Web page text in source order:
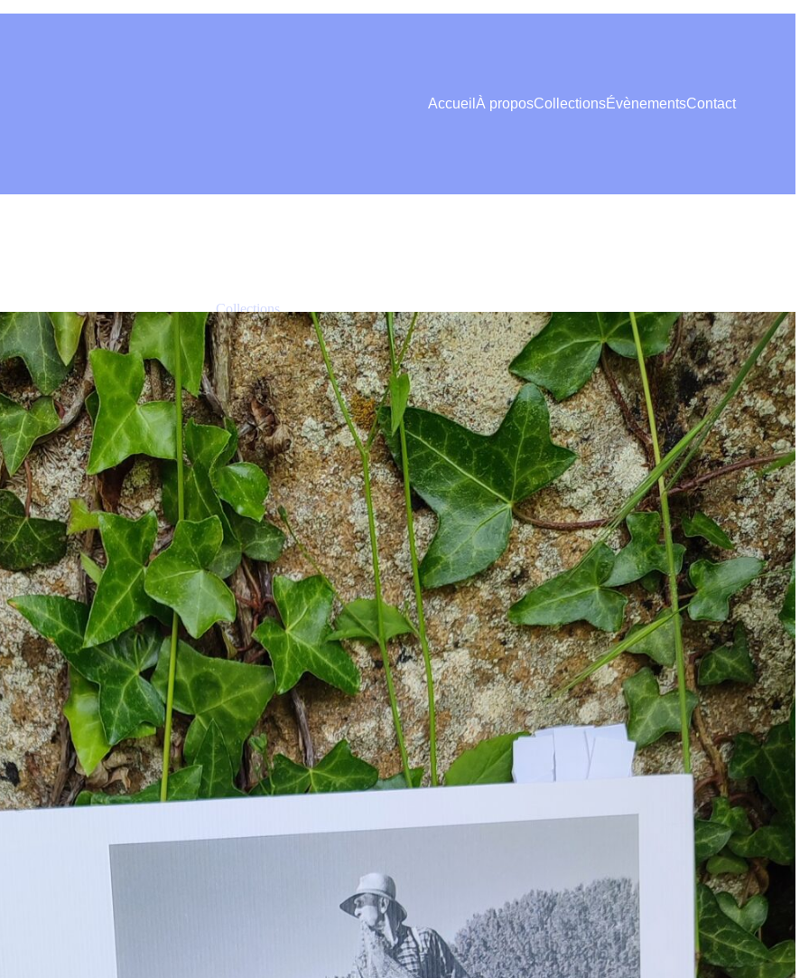
AccueilÀ proposCollectionsÉvènementsContact
Collections
SÉDIMENTS 8 – LA DORDOGNE DES GRANDS
PHOTOGRAPHES
Auteurs, Artistes, Contributeurs :
Romain Bondonneau
Maylis de Kerangal Enora Boutin
Date de parution - novembre 2018
29 x 21,5 cm
96 pages
22 €
RÉSUMÉ :
Prises pour la plupart dans les années cinquante et soixante, ces photos en noir et blanc de
Henri CARTIER-BRESSON ,Jean DIEUZAIDE,Edouard BOUBATetRaymond
DEPARDONsont celles d’un temps d’avant, d’un temps que je n’ai pas connu mais que je
reconnais dans l’instant: c’est celui de mon père. Aussi, ces paysannes vêtues de noir
dressées sous la halle du marché, l’anse du panier à la saignée du coude et l’ail perçant, ce
maréchal-ferrant en pleine opération, ce bouilleur de cru près de la rivière, ces feuillardiers
dans leur hutte, ces paysans qui fanent au soleil, ces bonnes saurs à cornette aperçues dans
une rue de Sarlat, ces attelages de bœufs et ces chevaux à oeillères dans les champs de
tabac, ces premiers vacanciers au camping, ces femmes en robes fleuries devant la statue du
premier homme aux Eyzies, ces lavandières sur les berges de l’Auvézère à Tourtoirac, tout
cela, mon père, enfant à Ribérac dans l’après-guerre, aurait-t-il pu le voir. Mon père l’a vu.
Ce qui me traverse alors, devant ces photos, n’est pas la nostalgie d’un monde perdu, ni
celle d’un monde en train de disparaître, mais à l’inverse l’émotion que l’on éprouve devant
de ce qui, dans le temps, demeure. Devant ce qui persévère, devant ce qui se ressemble et
que je peux reconnaître, devant ce qui tient. Dordogne me désigne ce qui tient.
Maylis de Kerangal